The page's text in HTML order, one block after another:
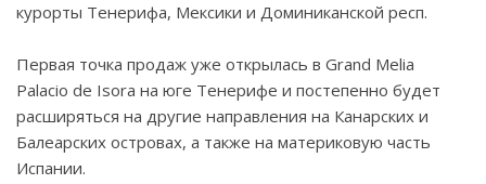
курорты Тенерифа, Мексики и Доминиканской респ.
Первая точка продаж уже открылась в Grand Melia
Palacio de Isora на юге Тенерифе и постепенно будет
расширяться на другие направления на Канарских и
Балеарских островах, а также на материковую часть
Испании.